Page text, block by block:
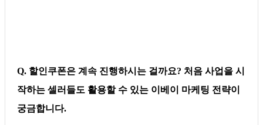
Q. 할인쿠폰은 계속 진행하시는 걸까요? 처음 사업을 시
작하는 셀러들도 활용할 수 있는 이베이 마케팅 전략이
궁금합니다.